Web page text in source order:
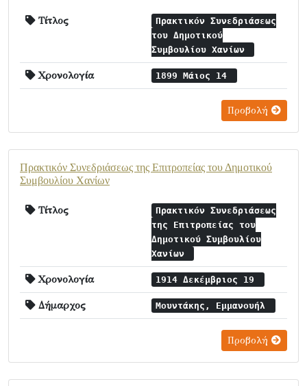
Τίτλος
Πρακτικόν Συνεδριάσεως
του Δημοτικού
Συμβουλίου Χανίων
Χρονολογία 1899 Μάιος 14
Προβολή
Πρακτικόν Συνεδριάσεως της Επιτροπείας του Δημοτικού
Συμβουλίου Χανίων
Τίτλος
Πρακτικόν Συνεδριάσεως
της Επιτροπείας του
Δημοτικού Συμβουλίου
Χανίων
Χρονολογία 1914 Δεκέμβριος 19
Δήμαρχος Μουντάκης, Εμμανουήλ
Προβολή